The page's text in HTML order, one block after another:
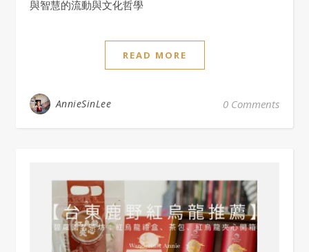
與智慧的流動與文化哲學
READ MORE
AnnieSinLee 0 Comments